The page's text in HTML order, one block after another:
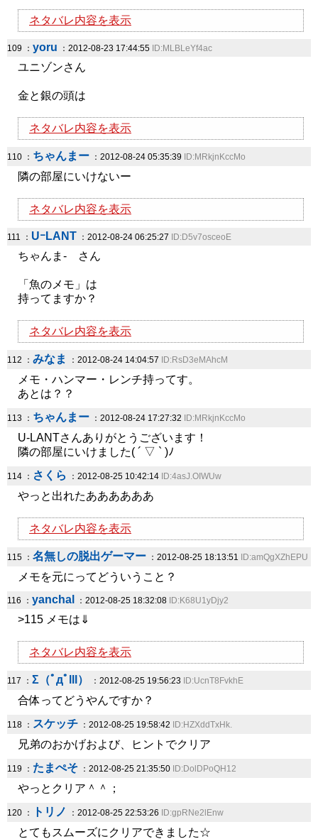
ネタバレ内容を表示
109 ： yoru ：2012-08-23 17:44:55 ID:MLBLeYf4ac
ユニゾンさん
金と銀の頭は
ネタバレ内容を表示
110 ： ちゃんまー ：2012-08-24 05:35:39 ID:MRkjnKccMo
隣の部屋にいけないー
ネタバレ内容を表示
111 ： UｰLANT ：2012-08-24 06:25:27 ID:D5v7osceoE
ちゃんま- さん
「魚のメモ」は
持ってますか？
ネタバレ内容を表示
112 ： みなま ：2012-08-24 14:04:57 ID:RsD3eMAhcM
メモ・ハンマー・レンチ持ってす。
あとは？？
113 ： ちゃんまー ：2012-08-24 17:27:32 ID:MRkjnKccMo
U-LANTさんありがとうございます！
隣の部屋にいけました( ´ ▽ ` )ﾉ
114 ： さくら ：2012-08-25 10:42:14 ID:4asJ.OIWUw
やっと出れたああああああ
ネタバレ内容を表示
115 ： 名無しの脱出ゲーマー ：2012-08-25 18:13:51 ID:amQgXZhEPU
メモを元にってどういうこと？
116 ： yanchal ：2012-08-25 18:32:08 ID:K68U1yDjy2
>115 メモは⇓
ネタバレ内容を表示
117 ： Σ（ﾟдﾟlll） ：2012-08-25 19:56:23 ID:UcnT8FvkhE
合体ってどうやんですか？
118 ： スケッチ ：2012-08-25 19:58:42 ID:HZXddTxHk.
兄弟のおかげおよび、ヒントでクリア
119 ： たまぺそ ：2012-08-25 21:35:50 ID:DolDPoQH12
やっとクリア＾＾；
120 ： トリノ ：2012-08-25 22:53:26 ID:gpRNe2lEnw
とてもスムーズにクリアできました☆